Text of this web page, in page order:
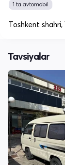
1 ta avtomobil
Toshkent
Tavsiyalar